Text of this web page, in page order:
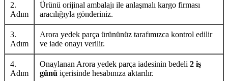
2.
Adım
Ürünü orijinal ambalajı ile anlaşmalı kargo firması
aracılığıyla gönderiniz.
3.
Adım
Arora yedek parça ürününüz tarafımızca kontrol edilir
ve iade onayı verilir.
4.
Adım
Onaylanan Arora yedek parça iadesinin bedeli 2 iş
günü içerisinde hesabınıza aktarılır.